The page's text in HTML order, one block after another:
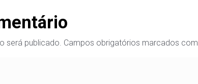
será publicado. Campos obrigatórios marcados com